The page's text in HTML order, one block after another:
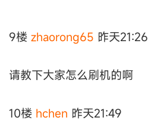
9楼 zhaorong65 昨天21:26
请教下大家怎么刷机的啊
10楼 hchen 昨天21:49